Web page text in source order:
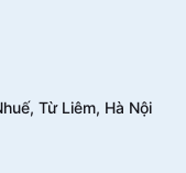
Từ Liêm, Hà Nội